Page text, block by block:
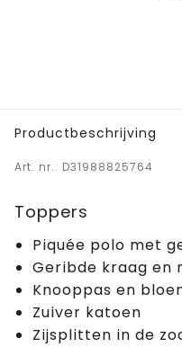
Productbeschrijving
Art. nr.: D31988825764
Toppers
Piquée polo met
Geribde kraag en
Knooppas en
Zuiver katoen
Zijsplitten in de